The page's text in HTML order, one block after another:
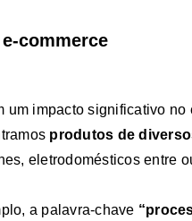
commerce
um impacto significativo
produtos de
eletrodomésticos entre
a palavra-chave